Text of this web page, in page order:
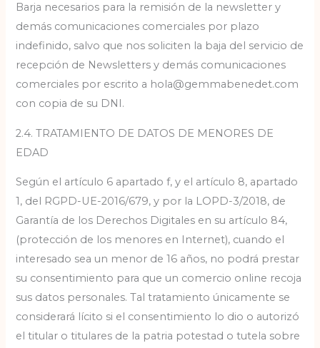
Barja necesarios para la remisión de la newsletter y
demás comunicaciones comerciales por plazo
indefinido, salvo que nos soliciten la baja del servicio de
recepción de Newsletters y demás comunicaciones
comerciales por escrito a hola@gemmabenedet.com
con copia de su DNI.
2.4. TRATAMIENTO DE DATOS DE MENORES DE
EDAD
Según el artículo 6 apartado f, y el artículo 8, apartado
1, del RGPD-UE-2016/679, y por la LOPD-3/2018, de
Garantía de los Derechos Digitales en su artículo 84,
(protección de los menores en Internet), cuando el
interesado sea un menor de 16 años, no podrá prestar
su consentimiento para que un comercio online recoja
sus datos personales. Tal tratamiento únicamente se
considerará lícito si el consentimiento lo dio o autorizó
el titular o titulares de la patria potestad o tutela sobre